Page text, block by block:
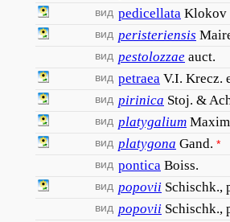
вид pedicellata Klokov
вид peristeriensis
вид pestolozzae auct.
вид petraea V.I. Krecz.
вид pirinica Stoj. &
вид platygalium
вид platygona Gand. *
вид pontica Boiss.
вид popovii Schischk.,
вид popovii Schischk.,